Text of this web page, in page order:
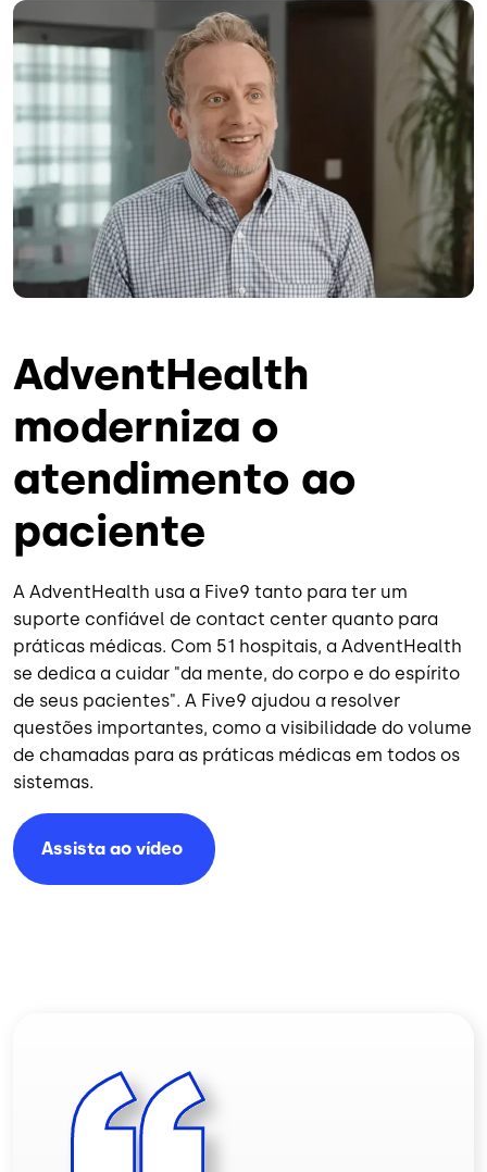
Imagem
AdventHealth
moderniza o
atendimento ao
paciente
A AdventHealth usa a Five9 tanto para ter um
suporte confiável de contact center quanto para
práticas médicas. Com 51 hospitais, a AdventHealth
se dedica a cuidar "da mente, do corpo e do espírito
de seus pacientes". A Five9 ajudou a resolver
questões importantes, como a visibilidade do volume
de chamadas para as práticas médicas em todos os
sistemas.
Assista ao vídeo